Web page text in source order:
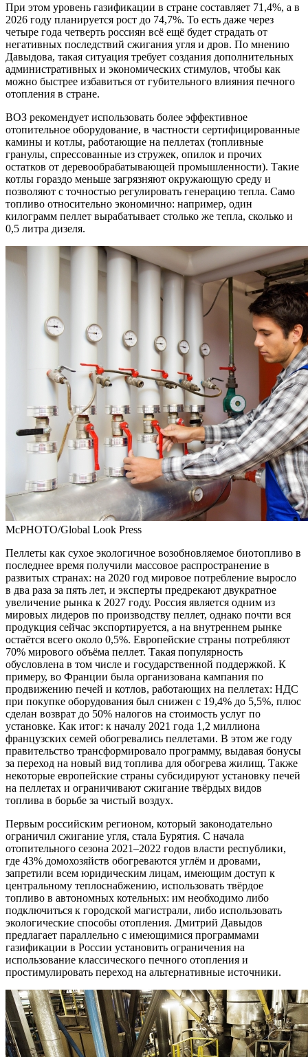
При этом уровень газификации в стране составляет 71,4%, а в
2026 году планируется рост до 74,7%. То есть даже через
четыре года четверть россиян всё ещё будет страдать от
негативных последствий сжигания угля и дров. По мнению
Давыдова, такая ситуация требует создания дополнительных
административных и экономических стимулов, чтобы как
можно быстрее избавиться от губительного влияния печного
отопления в стране.
ВОЗ рекомендует использовать более эффективное
отопительное оборудование, в частности сертифицированные
камины и котлы, работающие на пеллетах (топливные
гранулы, спрессованные из стружек, опилок и прочих
остатков от деревообрабатывающей промышленности). Такие
котлы гораздо меньше загрязняют окружающую среду и
позволяют с точностью регулировать генерацию тепла. Само
топливо относительно экономично: например, один
килограмм пеллет вырабатывает столько же тепла, сколько и
0,5 литра дизеля.
McPHOTO/Global Look Press
Пеллеты как сухое экологичное возобновляемое биотопливо в
последнее время получили массовое распространение в
развитых странах: на 2020 год мировое потребление выросло
в два раза за пять лет, и эксперты предрекают двукратное
увеличение рынка к 2027 году. Россия является одним из
мировых лидеров по производству пеллет, однако почти вся
продукция сейчас экспортируется, а на внутреннем рынке
остаётся всего около 0,5%. Европейские страны потребляют
70% мирового объёма пеллет. Такая популярность
обусловлена в том числе и государственной поддержкой. К
примеру, во Франции была организована кампания по
продвижению печей и котлов, работающих на пеллетах: НДС
при покупке оборудования был снижен с 19,4% до 5,5%, плюс
сделан возврат до 50% налогов на стоимость услуг по
установке. Как итог: к началу 2021 года 1,2 миллиона
французских семей обогревались пеллетами. В этом же году
правительство трансформировало программу, выдавая бонусы
за переход на новый вид топлива для обогрева жилищ. Также
некоторые европейские страны субсидируют установку печей
на пеллетах и ограничивают сжигание твёрдых видов
топлива в борьбе за чистый воздух.
Первым российским регионом, который законодательно
ограничил сжигание угля, стала Бурятия. С начала
отопительного сезона 2021–2022 годов власти республики,
где 43% домохозяйств обогреваются углём и дровами,
запретили всем юридическим лицам, имеющим доступ к
центральному теплоснабжению, использовать твёрдое
топливо в автономных котельных: им необходимо либо
подключиться к городской магистрали, либо использовать
экологические способы отопления. Дмитрий Давыдов
предлагает параллельно с имеющимися программами
газификации в России установить ограничения на
использование классического печного отопления и
простимулировать переход на альтернативные источники.